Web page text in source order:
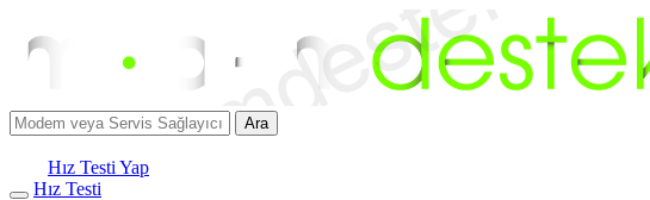
Ara
Hız Testi Yap
Hız Testi